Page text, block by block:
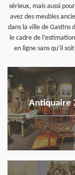
sérieux, mais aussi
avez des meubles
dans la ville de Gastins
le cadre de
en ligne sans qu’il
Antiquaire
en savoir plus
en savoir plus